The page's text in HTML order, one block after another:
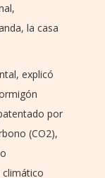
la casa
explicó
por
(CO2),
climático